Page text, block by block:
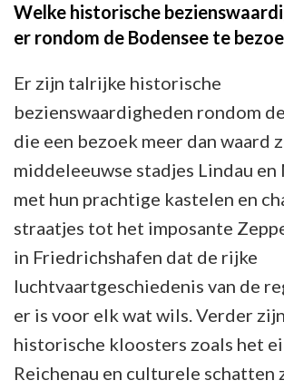
Welke historische
er rondom de Bodensee te
Er zijn talrijke historische
bezienswaardigheden rondom
die een bezoek meer dan waard
middeleeuwse stadjes Lindau
met hun prachtige kastelen en
straatjes tot het imposante
in Friedrichshafen dat de rijke
luchtvaartgeschiedenis van de
er is voor elk wat wils. Verder
historische kloosters zoals het
Reichenau en culturele schatten